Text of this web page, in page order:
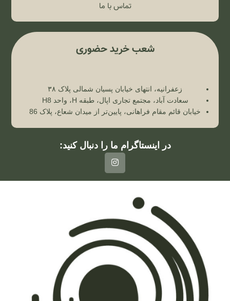
تماس با ما
شعب خرید حضوری
زعفرانیه، انتهای خیابان پسیان شمالی پلاک ۳۸
سعادت آباد، مجتمع تجاری اپال، طبقه H، واحد H8
خیابان قائم مقام فراهانی، پایین‌تر از میدان شعاع، پلاک 86
در اینستاگرام ما را دنبال کنید: